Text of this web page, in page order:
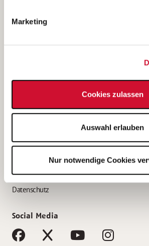
Marketing
Cookies zulassen
Auswahl erlauben
Nur notwendige Cookies
Bewerbung als Altenpflegehelfer*in
Bewerbung als Erzieher*in
AWO Gliederungen nach Bundesland
Impressum
Datenschutz
Social Media